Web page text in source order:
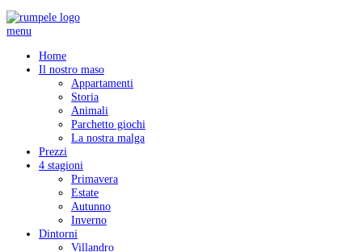
menu
Home
Il nostro maso
Appartamenti
Storia
Animali
Parchetto giochi
La nostra malga
Prezzi
4 stagioni
Primavera
Estate
Autunno
Inverno
Dintorni
Villandro